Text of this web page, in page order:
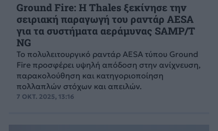
Ground Fire: Η Thales ξεκίνησε την
σειριακή παραγωγή του ραντάρ AESA
για τα συστήματα αεράμυνας SAMP/T
NG
Το πολυλειτουργικό ραντάρ AESA τύπου Ground
Fire προσφέρει υψηλή απόδοση στην ανίχνευση,
παρακολούθηση και κατηγοριοποίηση
πολλαπλών στόχων και απειλών.
7 ΟΚΤ. 2025, 13:16